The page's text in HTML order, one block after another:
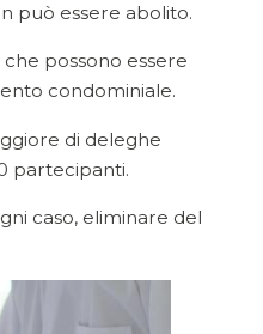
può essere abolito.
possono essere
condominiale.
di deleghe
partecipanti.
caso, eliminare del